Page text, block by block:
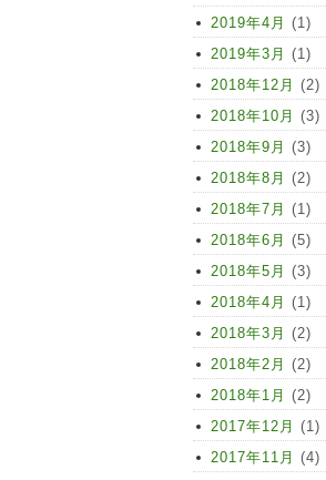
2019年4月 (1)
2019年3月 (1)
2018年12月 (2)
2018年10月 (3)
2018年9月 (3)
2018年8月 (2)
2018年7月 (1)
2018年6月 (5)
2018年5月 (3)
2018年4月 (1)
2018年3月 (2)
2018年2月 (2)
2018年1月 (2)
2017年12月 (1)
2017年11月 (4)